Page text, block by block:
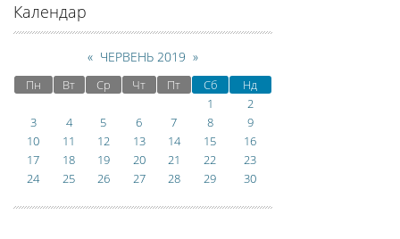
Календар
« ЧЕРВЕНЬ 2019 »
Пн Вт Ср Чт Пт Сб
Нд
1
2
3
4 5 6 7 8
9
10
11 12 13 14 15
16
17
18 19 20 21 22
23
24
25 26 27 28 29 30